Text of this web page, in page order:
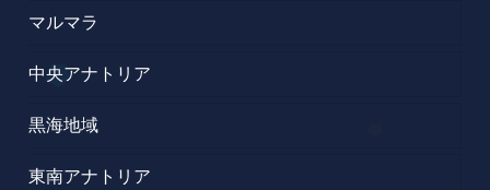
マルマラ
中央アナトリア
黒海地域
東南アナトリア